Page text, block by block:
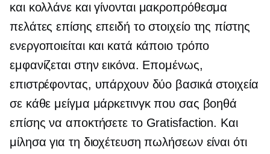
και κολλάνε και γίνονται μακροπρόθεσμα
πελάτες επίσης επειδή το στοιχείο της πίστης
ενεργοποιείται και κατά κάποιο τρόπο
εμφανίζεται στην εικόνα. Επομένως,
επιστρέφοντας, υπάρχουν δύο βασικά στοιχεία
σε κάθε μείγμα μάρκετινγκ που σας βοηθά
επίσης να αποκτήσετε το Gratisfaction. Και
μίλησα για τη διοχέτευση πωλήσεων είναι ότι